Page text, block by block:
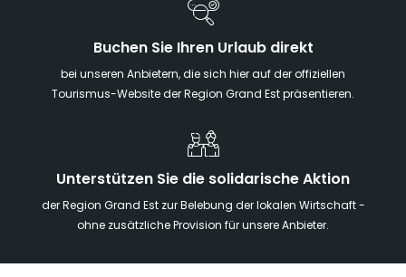
Buchen Sie Ihren Urlaub direkt
bei unseren Anbietern, die sich hier auf der offiziellen
Tourismus-Website der Region Grand Est präsentieren.
Unterstützen Sie die solidarische Aktion
der Region Grand Est zur Belebung der lokalen Wirtschaft -
ohne zusätzliche Provision für unsere Anbieter.